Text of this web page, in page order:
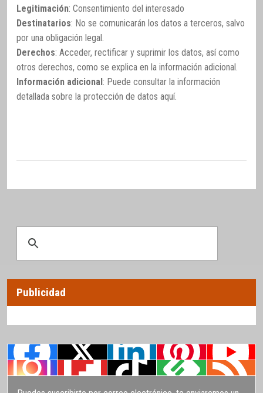
Legitimación: Consentimiento del interesado
Destinatarios: No se comunicarán los datos a terceros, salvo
por una obligación legal.
Derechos: Acceder, rectificar y suprimir los datos, así como
otros derechos, como se explica en la información adicional.
Información adicional: Puede consultar la información
detallada sobre la protección de datos aquí.
Publicidad